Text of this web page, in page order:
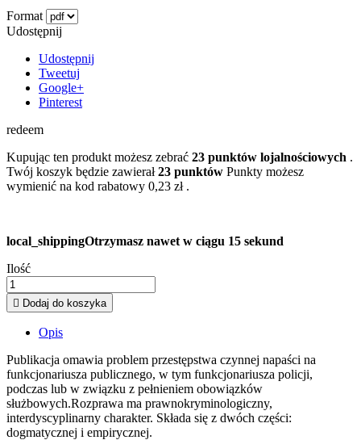
Format
Udostępnij
Udostępnij
Tweetuj
Google+
Pinterest
redeem
Kupując ten produkt możesz zebrać 23 punktów lojalnościowych .
Twój koszyk będzie zawierał23 punktów Punkty możesz
wymienić na kod rabatowy 0,23 zł.
local_shippingOtrzymasz nawet w ciągu 15 sekund
Ilość
 Dodaj do koszyka
Opis
Publikacja omawia problem przestępstwa czynnej napaści na
funkcjonariusza publicznego, w tym funkcjonariusza policji,
podczas lub w związku z pełnieniem obowiązków
służbowych.Rozprawa ma prawnokryminologiczny,
interdyscyplinarny charakter. Składa się z dwóch części:
dogmatycznej i empirycznej.